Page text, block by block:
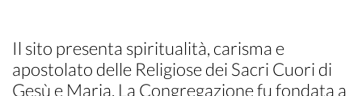
Il sito presenta spiritualità, carisma e
apostolato delle Religiose dei Sacri Cuori di
Gesù e Maria. La Congregazione fu fondata a